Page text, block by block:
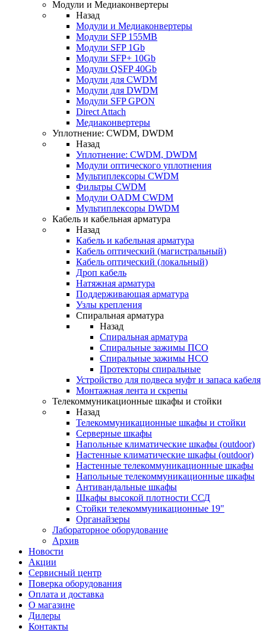
Модули и Медиаконвертеры
Назад
Модули и Медиаконвертеры
Модули SFP 155MB
Модули SFP 1Gb
Модули SFP+ 10Gb
Модули QSFP 40Gb
Модули для CWDM
Модули для DWDM
Модули SFP GPON
Direct Attach
Медиаконвертеры
Уплотнение: CWDM, DWDM
Назад
Уплотнение: CWDM, DWDM
Модули оптического уплотнения
Мультиплексоры CWDM
Фильтры CWDM
Модули OADM CWDM
Мультиплексоры DWDM
Кабель и кабельная арматура
Назад
Кабель и кабельная арматура
Кабель оптический (магистральный)
Кабель оптический (локальный)
Дроп кабель
Натяжная арматура
Поддерживающая арматура
Узлы крепления
Спиральная арматура
Назад
Спиральная арматура
Спиральные зажимы ПСО
Спиральные зажимы НСО
Протекторы спиральные
Устройство для подвеса муфт и запаса кабеля
Монтажная лента и скрепы
Телекоммуникационные шкафы и стойки
Назад
Телекоммуникационные шкафы и стойки
Серверные шкафы
Напольные климатические шкафы (outdoor)
Настенные климатические шкафы (outdoor)
Настенные телекоммуникационные шкафы
Напольные телекоммуникационные шкафы
Антивандальные шкафы
Шкафы высокой плотности ССД
Стойки телекоммуникационные 19"
Органайзеры
Лабораторное оборудование
Архив
Новости
Акции
Сервисный центр
Поверка оборудования
Оплата и доставка
О магазине
Дилеры
Контакты